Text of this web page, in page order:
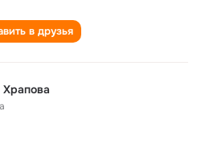
в друзья